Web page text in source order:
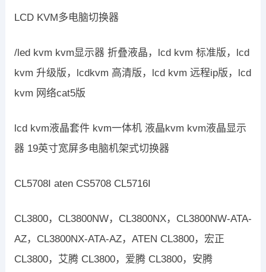
LCD KVM多电脑切换器
/led kvm kvm显示器 折叠液晶，lcd kvm 标准版，lcd
kvm 升级版，lcdkvm 高清版，lcd kvm 远程ip版，lcd
kvm 网络cat5版
lcd kvm液晶套件 kvm一体机 液晶kvm kvm液晶显示
器 19英寸宽屏多电脑机架式切换器
CL5708I aten CS5708 CL5716I
CL3800，CL3800NW，CL3800NX，CL3800NW-ATA-
AZ，CL3800NX-ATA-AZ，ATEN CL3800，宏正
CL3800，艾腾 CL3800，爱腾 CL3800，安腾